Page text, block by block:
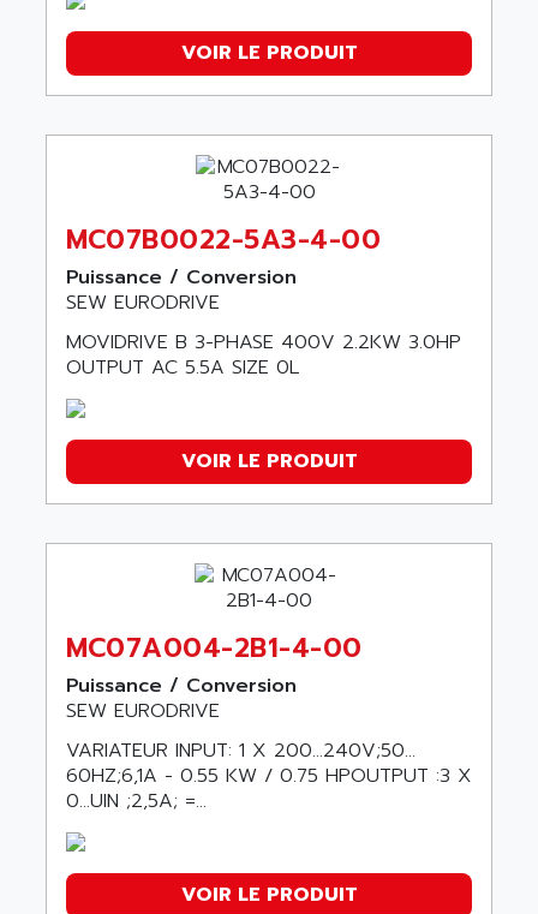
VOIR LE PRODUIT
MC07B0022-5A3-4-00
Puissance / Conversion
SEW EURODRIVE
MOVIDRIVE B 3-PHASE 400V 2.2KW 3.0HP
OUTPUT AC 5.5A SIZE 0L
VOIR LE PRODUIT
MC07A004-2B1-4-00
Puissance / Conversion
SEW EURODRIVE
VARIATEUR INPUT: 1 X 200…240V;50…
60HZ;6,1A - 0.55 KW / 0.75 HPOUTPUT :3 X
0…UIN ;2,5A; =...
VOIR LE PRODUIT